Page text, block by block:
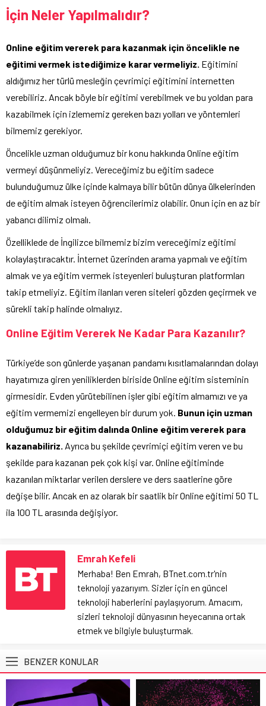
İçin Neler Yapılmalıdır?
Online eğitim vererek para kazanmak için öncelikle ne
eğitimi vermek istediğimize karar vermeliyiz. Eğitimini
aldığımız her türlü mesleğin çevrimiçi eğitimini internetten
verebiliriz. Ancak böyle bir eğitimi verebilmek ve bu yoldan para
kazabilmek için izlememiz gereken bazı yolları ve yöntemleri
bilmemiz gerekiyor.
Öncelikle uzman olduğumuz bir konu hakkında Online eğitim
vermeyi düşünmeliyiz. Vereceğimiz bu eğitim sadece
bulunduğumuz ülke içinde kalmaya bilir bütün dünya ülkelerinden
de eğitim almak isteyen öğrencilerimiz olabilir. Onun için en az bir
yabancı dilimiz olmalı.
Özelliklede de İngilizce bilmemiz bizim vereceğimiz eğitimi
kolaylaştıracaktır. İnternet üzerinden arama yapmalı ve eğitim
almak ve ya eğitim vermek isteyenleri buluşturan platformları
takip etmeliyiz. Eğitim ilanları veren siteleri gözden geçirmek ve
sürekli takip halinde olmalıyız.
Online Eğitim Vererek Ne Kadar Para Kazanılır?
Türkiye’de son günlerde yaşanan pandamı kısıtlamalarından dolayı
hayatımıza giren yeniliklerden biriside Online eğitim sisteminin
girmesidir. Evden yürütebilinen işler gibi eğitim almamızı ve ya
eğitim vermemizi engelleyen bir durum yok. Bunun için uzman
olduğumuz bir eğitim dalında Online eğitim vererek para
kazanabiliriz. Ayrıca bu şekilde çevrimiçi eğitim veren ve bu
şekilde para kazanan pek çok kişi var. Online eğitiminde
kazanılan miktarlar verilen derslere ve ders saatlerine göre
değişe bilir. Ancak en az olarak bir saatlik bir Online eğitimi 50 TL
ila 100 TL arasında değişiyor.
Emrah Kefeli
Merhaba! Ben Emrah, BTnet.com.tr'nin
teknoloji yazarıyım. Sizler için en güncel
teknoloji haberlerini paylaşıyorum. Amacım,
sizleri teknoloji dünyasının heyecanına ortak
etmek ve bilgiyle buluşturmak.
BENZER KONULAR